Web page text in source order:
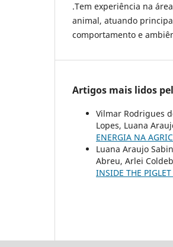
.Tem experiência na
animal, atuando
comportamento e
Artigos mais lidos
Vilmar Rodrigues
Lopes, Luana
ENERGIA NA
Luana Araujo
Abreu, Arlei
INSIDE THE PIGLET